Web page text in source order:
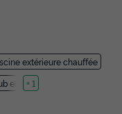
extérieure chauffée
enfant
+ 1